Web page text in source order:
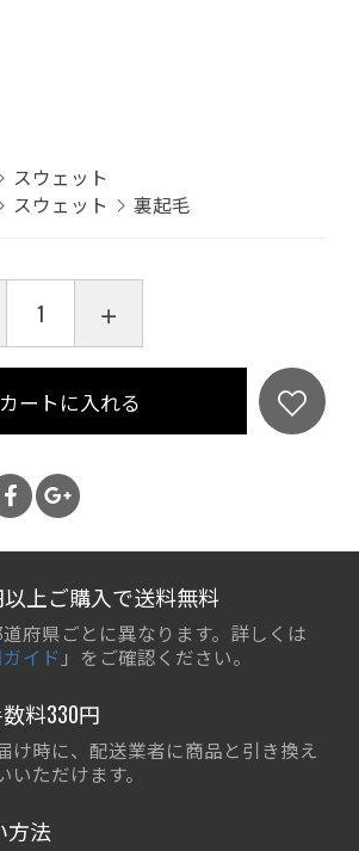
スウェット
スウェット 裏起毛
カートに入れる
以上ご購入で送料無料
府県ごとに異なります。詳しくは
イド 」をご確認ください。
料330円
け時に、配送業者に商品と引き換え
いただけます。
方法